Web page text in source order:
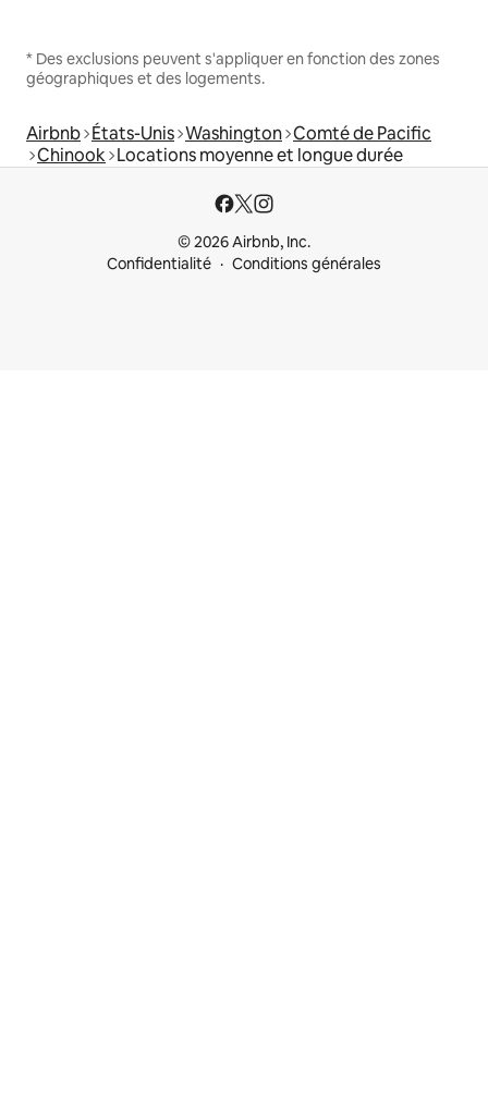
* Des exclusions peuvent s'appliquer en fonction des zones
géographiques et des logements.
Airbnb États-Unis Washington Comté de Pacific
Chinook Locations moyenne et longue durée
© 2026 Airbnb, Inc.
Confidentialité
Conditions générales